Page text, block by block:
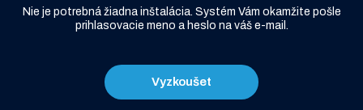
Nie je potrebná žiadna inštalácia. Systém Vám okamžite pošle
prihlasovacie meno a heslo na váš e-mail.
Vyzkoušet